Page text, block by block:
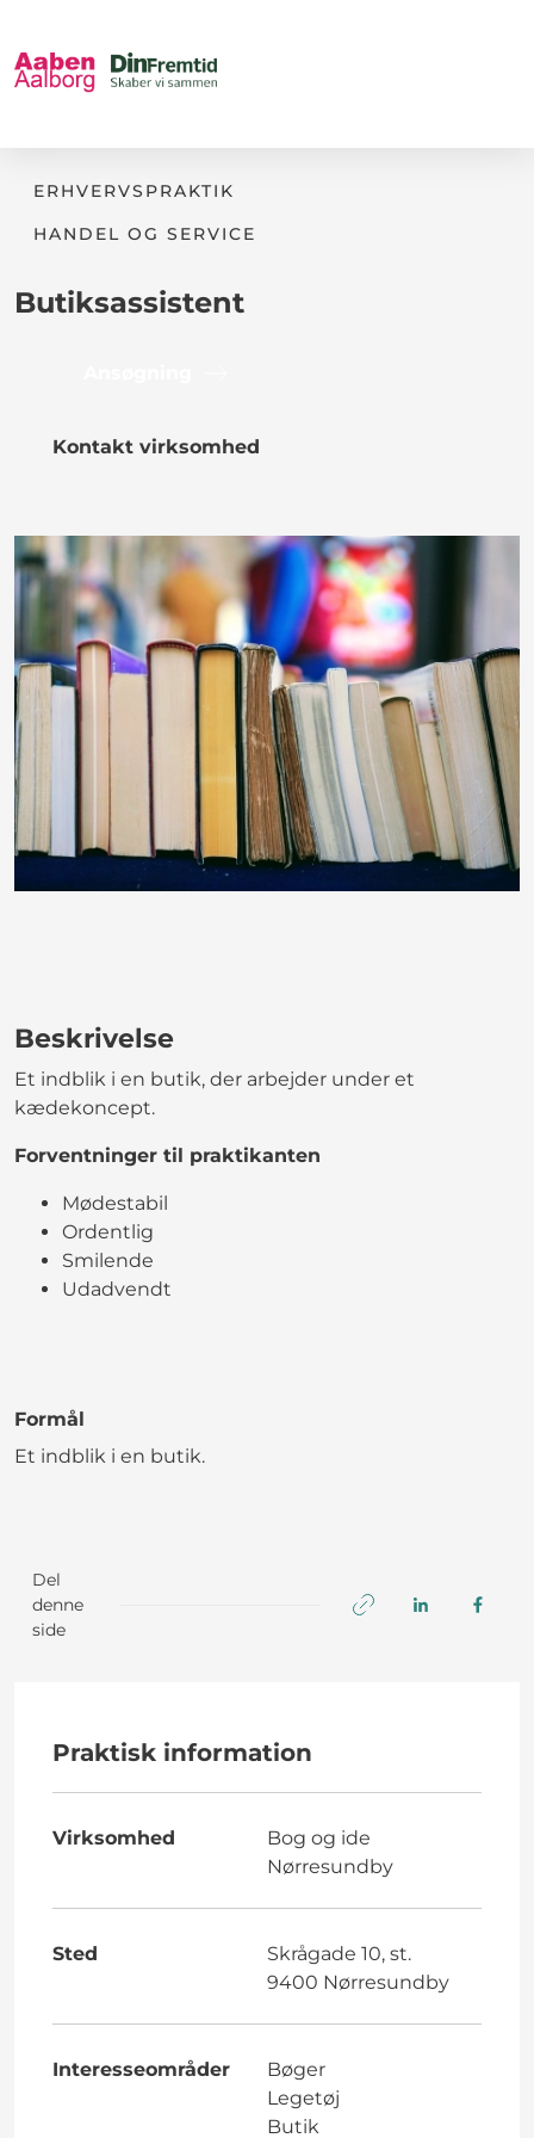
ERHVERVSPRAKTIK
HANDEL OG SERVICE
Butiksassistent
Kontakt virksomhed
Beskrivelse
Et indblik i en butik, der arbejder under et
kædekoncept.
Forventninger til praktikanten
Mødestabil
Ordentlig
Smilende
Udadvendt
Formål
Et indblik i en butik.
Del
denne
side
Praktisk information
Virksomhed
Bog og ide
Nørresundby
Sted
Skrågade 10, st.
9400 Nørresundby
Interesseområder
Bøger
Legetøj
Butik